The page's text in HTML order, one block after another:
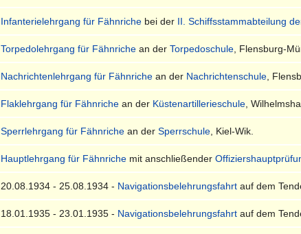
Infanterielehrgang für Fähnriche bei der II. Schiffsstammabteilung
Torpedolehrgang für Fähnriche an derTorpedoschule , Flensburg-
Nachrichtenlehrgang für Fähnriche an der Nachrichtenschule ,
Flaklehrgang für Fähnriche an der Küstenartillerieschule ,
Sperrlehrgang für Fähnriche an derSperrschule , Kiel-Wik.
Hauptlehrgang für Fähnriche mit anschließender
20.08.1934 - 25.08.1934 - Navigationsbelehrungsfahrt auf dem
18.01.1935 - 23.01.1935 - Navigationsbelehrungsfahrt auf dem